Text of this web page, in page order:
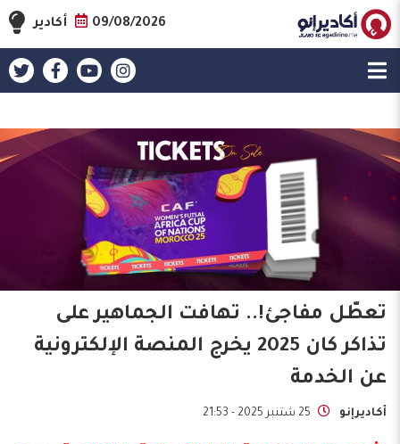
09/08/2026 أكادير
تعطّل مفاجئ!.. تهافت الجماهير على
تذاكر كان 2025 يخرج المنصة الإلكترونية
عن الخدمة
أكاديرإنو 25 شتنبر 2025 - 21:53